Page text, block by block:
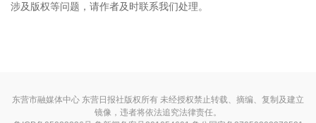
涉及版权等问题，请作者及时联系我们处理。
东营市融媒体中心 东营日报社版权所有 未经授权禁止转载、摘编、复制及建立
镜像，违者将依法追究法律责任。